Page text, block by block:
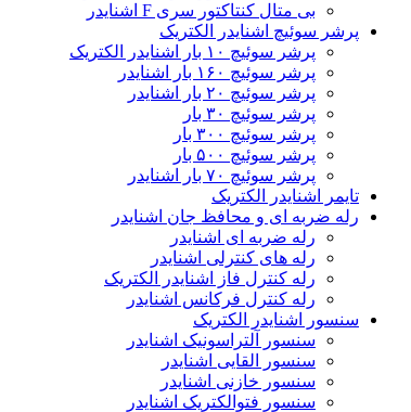
بی متال کنتاکتور سری F اشنایدر
پرشر سوئیچ اشنایدر الکتریک
پرشر سوئیچ ۱۰ بار اشنایدر الکتریک
پرشر سوئیچ ۱۶۰ بار اشنایدر
پرشر سوئیچ ۲۰ بار اشنایدر
پرشر سوئیچ ۳۰ بار
پرشر سوئیچ ۳۰۰ بار
پرشر سوئیچ ۵۰۰ بار
پرشر سوئیچ ۷۰ بار اشنایدر
تایمر اشنایدر الکتریک
رله ضربه ای و محافظ جان اشنایدر
رله ضربه ای اشنایدر
رله های کنترلی اشنایدر
رله کنترل فاز اشنایدر الکتریک
رله کنترل فرکانس اشنایدر
سنسور اشنایدر الکتریک
سنسور آلتراسونیک اشنایدر
سنسور القایی اشنایدر
سنسور خازنی اشنایدر
سنسور فتوالکتریک اشنایدر